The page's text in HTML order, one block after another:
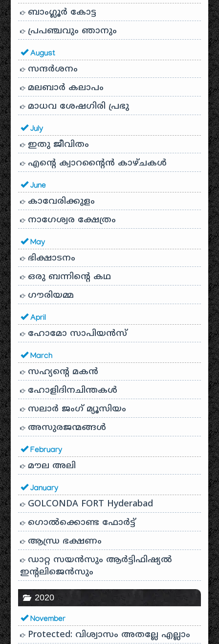
ബാംഗ്ലൂർ കോട്ട
പ്രപഞ്ചവും ഞാനും
August
സന്ദര്‍ശനം
മലബാർ കലാപം
മാധവ ശേഷഗിരി പ്രഭു
July
ഇതു ജീവിതം
എന്റെ ക്വാറന്റൈൻ കാഴ്ചകൾ
June
കാവേരിക്കുളം
നാഗേശ്വര ക്ഷേത്രം
May
ഭിക്ഷാടനം
ഒരു ബന്നിന്റെ കഥ
ഗൗരിയമ്മ
April
ഹോമോ സാപിയൻസ്
March
സഹ്യന്റെ മകൻ
ഹോളിദിനചിന്തകൾ
സലാർ ജംഗ് മ്യൂസിയം
അസുരജന്മങ്ങൾ
February
മൗല അലി
January
GOLCONDA FORT Hyderabad
ഗൊൽക്കൊണ്ട ഫോർട്ട്
ആന്ധ്ര ഭക്ഷണം
ഡാറ്റ സയൻസും ആർട്ടിഫിഷ്യൽ
ഇൻ്റലിജെൻസും
2020
November
Protected: വിശ്വാസം അതല്ലേ എല്ലാം